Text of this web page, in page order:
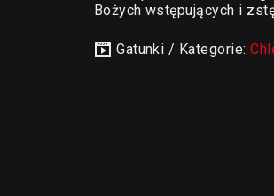
Bożych wstępujących i
Gatunki / Kategorie: